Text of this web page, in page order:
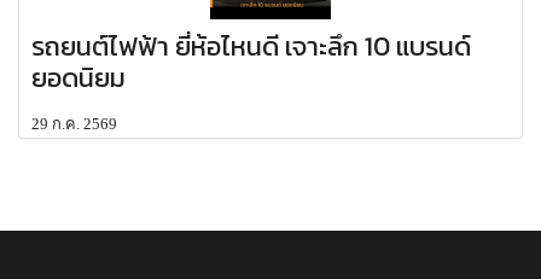
รถยนต์ไฟฟ้า ยี่ห้อไหนดี เจาะลึก 10 แบรนด์
ยอดนิยม
29 ก.ค. 2569